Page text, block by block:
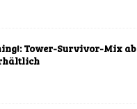
Tower-Survivor-Mix